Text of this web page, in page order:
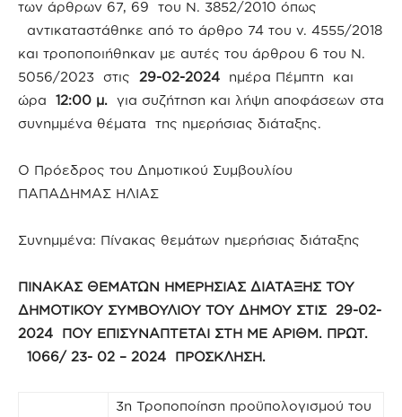
των άρθρων 67, 69 του Ν. 3852/2010 όπως
αντικαταστάθηκε από το άρθρο 74 του ν. 4555/2018
και τροποποιήθηκαν με αυτές του άρθρου 6 του Ν.
5056/2023 στις 29-02-2024 ημέρα Πέμπτη
και
ώρα 12:00 μ. για συζήτηση και λήψη αποφάσεων στα
συνημμένα θέματα της ημερήσιας διάταξης.
Ο Πρόεδρος του Δημοτικού Συμβουλίου
ΠΑΠΑΔΗΜΑΣ ΗΛΙΑΣ
Συνημμένα: Πίνακας θεμάτων ημερήσιας διάταξης
ΠΙΝΑΚΑΣ ΘΕΜΑΤΩΝ ΗΜΕΡΗΣΙΑΣ ΔΙΑΤΑΞΗΣ ΤΟΥ
ΔΗΜΟΤΙΚΟΥ ΣΥΜΒΟΥΛΙΟΥ ΤΟΥ ΔΗΜΟΥ ΣΤΙΣ 29-02-
2024 ΠΟΥ ΕΠΙΣΥΝΑΠΤΕΤΑΙ ΣΤΗ ΜΕ ΑΡΙΘΜ. ΠΡΩΤ.
1066/ 23- 02 – 2024 ΠΡΟΣΚΛΗΣΗ.
3η Τροποποίηση προϋπολογισμού του